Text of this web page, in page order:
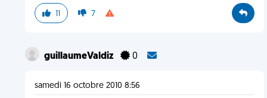
11 7
guillaumeValdiz 0
samedi 16 octobre 2010 8:56